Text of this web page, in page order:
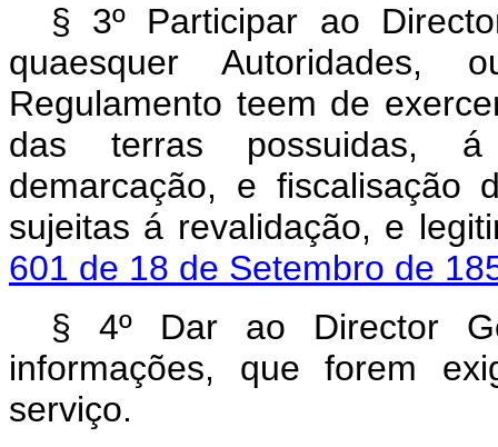
§ 3º Participar ao
quaesquer
Regulamento teem de
das terras possuidas, á
demarcação, e fiscalisação
sujeitas á revalidação, e
601 de 18 de Setembro de
§ 4º Dar ao Director
informações, que forem
serviço.